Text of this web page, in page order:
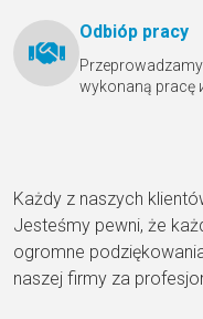
Odbióр pracy
wykonaną pracę
Każdy z naszych
Jesteśmy pewni, że
ogromne
naszej firmy za